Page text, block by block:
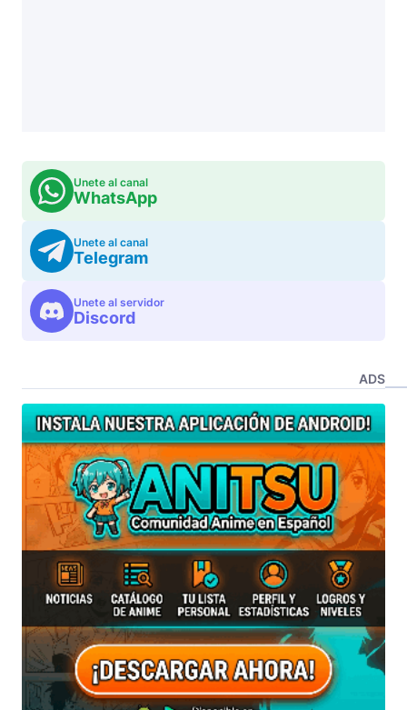
Unete al canal
WhatsApp
Unete al canal
Telegram
Unete al servidor
Discord
ADS